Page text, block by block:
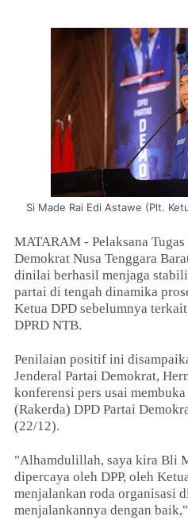
Si Made Rai Edi Astawe (Plt.
MATARAM - Pelaksana
Demokrat Nusa Tenggara
dinilai berhasil menjaga
partai di tengah dinamika
Ketua DPD sebelumnya
DPRD NTB.
Penilaian positif ini
Jenderal Partai Demokrat,
konferensi pers usai
(Rakerda) DPD Partai
(22/12).
"Alhamdulillah, saya kira Bli
dipercaya oleh DPP, oleh
menjalankan roda organisasi
menjalankannya dengan